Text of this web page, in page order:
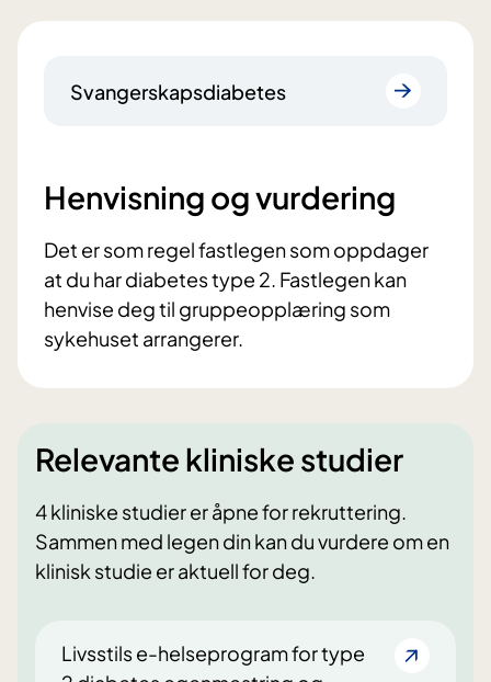
Svangerskapsdiabetes
Henvisning og vurdering
Det er som regel fastlegen som oppdager
at du har diabetes type 2. Fastlegen kan
henvise deg til gruppeopplæring som
sykehuset arrangerer.
Relevante kliniske studier
4 kliniske studier er åpne for rekruttering.
Sammen med legen din kan du vurdere om en
klinisk studie er aktuell for deg.
Livsstils e-helseprogram for type